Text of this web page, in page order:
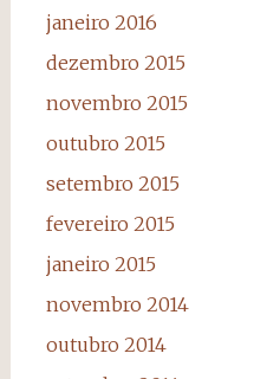
janeiro 2016
dezembro 2015
novembro 2015
outubro 2015
setembro 2015
fevereiro 2015
janeiro 2015
novembro 2014
outubro 2014